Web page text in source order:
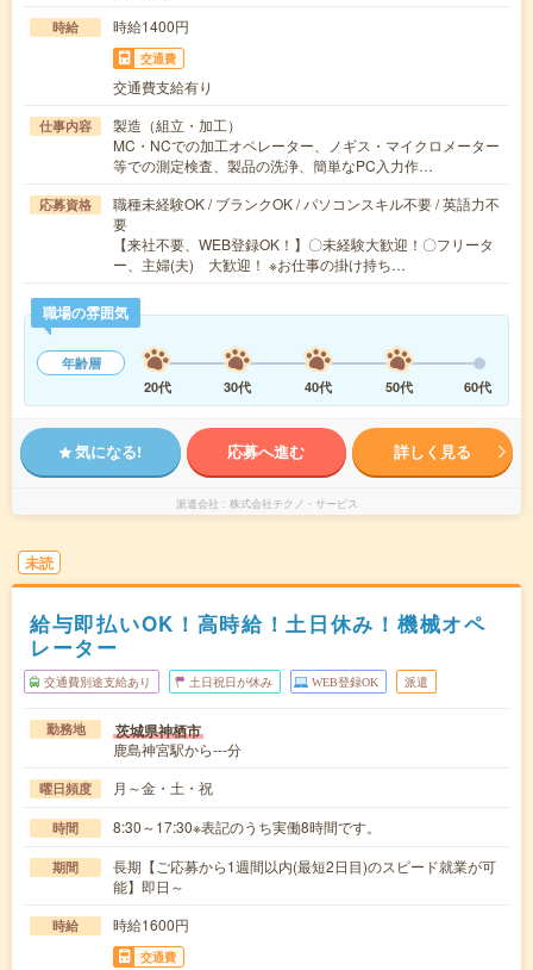
時給 時給1400円
交通費
交通費支給有り
仕事内容
製造（組立・加工）
MC・NCでの加工オペレーター、ノギス・マイクロメーター
等での測定検査、製品の洗浄、簡単なPC入力作…
応募資格
職種未経験OK / ブランクOK / パソコンスキル不要 / 英語力不
要
【来社不要、WEB登録OK！】〇未経験大歓迎！〇フリータ
ー、主婦(夫) 大歓迎！ ※お仕事の掛け持ち…
職場の雰囲気
年齢層
20代
30代 40代 50代 60代
気になる! 応募へ進む 詳しく見る
派遣会社 株式会社テクノ・サービス
未読
給与即払いOK！高時給！土日休み！機械オペ
レーター
交通費別途支給あり 土日祝日が休み WEB登録OK 派遣
勤務地 茨城県神栖市
鹿島神宮駅から---分
曜日頻度 月～金・土・祝
時間 8:30～17:30※表記のうち実働8時間です。
期間
長期【ご応募から1週間以内(最短2日目)のスピード就業が可
能】即日～
時給 時給1600円
交通費